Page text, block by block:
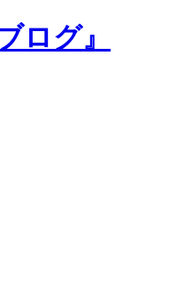
ログ』